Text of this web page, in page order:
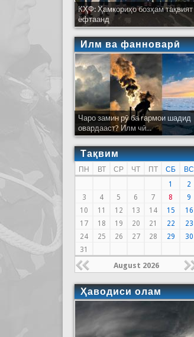
КҲФ: Ҳамкориҳо бозҳам тақвият
ёфтаанд
Илм ва фанноварӣ
Чаро замин рӯ ба гармои шадид
овардааст? Илм чӣ...
Тақвим
ПН ВТ СР ЧТ ПТ СБ
ВС
1
2
3
4 5 6 7 8
9
10
11 12 13 14 15
16
17
18 19 20 21 22
23
24
25 26 27 28 29
30
31
August 2026
Ҳаводиси олам